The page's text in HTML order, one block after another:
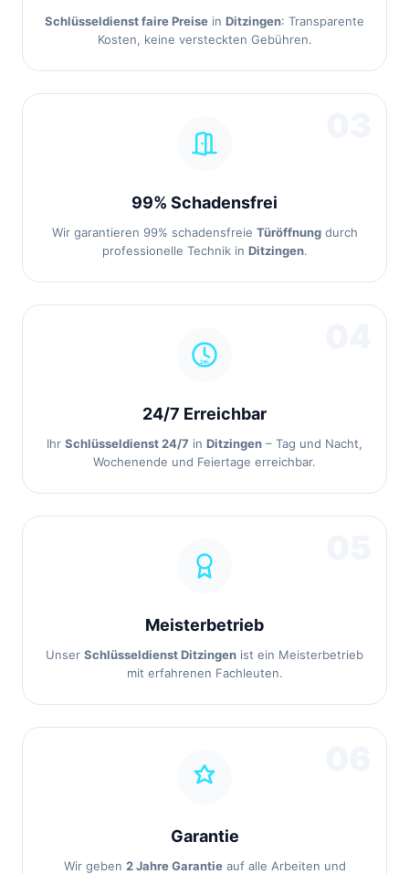
Schlüsseldienst faire Preise in Ditzingen: Transparente
Kosten, keine versteckten Gebühren.
99% Schadensfrei
Wir garantieren 99% schadensfreie Türöffnungdurch
professionelle Technik in Ditzingen.
24/7 Erreichbar
Ihr Schlüsseldienst 24/7 in Ditzingen – Tag und Nacht,
Wochenende und Feiertage erreichbar.
Meisterbetrieb
Unser Schlüsseldienst Ditzingen ist ein Meisterbetrieb
mit erfahrenen Fachleuten.
Garantie
Wir geben 2 Jahre Garantieauf alle Arbeiten und